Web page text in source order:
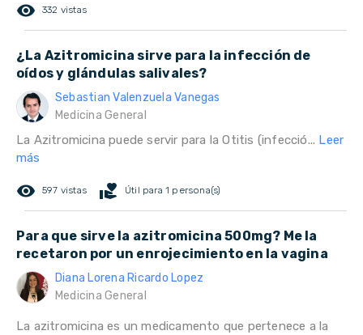
remove_red_eye 332 vistas
¿La Azitromicina sirve para la infección de
oídos y glándulas salivales?
Sebastian Valenzuela Vanegas
Medicina General
La Azitromicina puede servir para la Otitis (infecció... Leer
más
remove_red_eye 597 vistas volunteer_activism Útil para 1 persona(s)
Para que sirve la azitromicina 500mg? Me la
recetaron por un enrojecimiento en la vagina
Diana Lorena Ricardo Lopez
Medicina General
La azitromicina es un medicamento que pertenece a la